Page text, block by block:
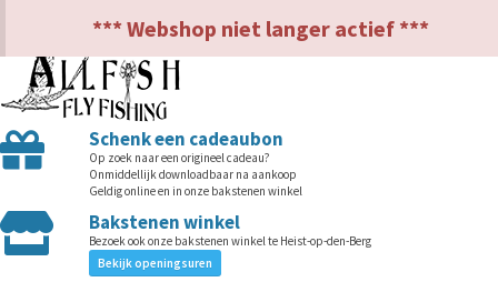
*** Webshop niet langer actief ***
Schenk een cadeaubon
Op zoek naar een origineel cadeau?
Onmiddellijk downloadbaar na aankoop
Geldig online en in onze bakstenen winkel
Bakstenen winkel
Bezoek ook onze bakstenen winkel te Heist-op-den-Berg
Bekijk openingsuren